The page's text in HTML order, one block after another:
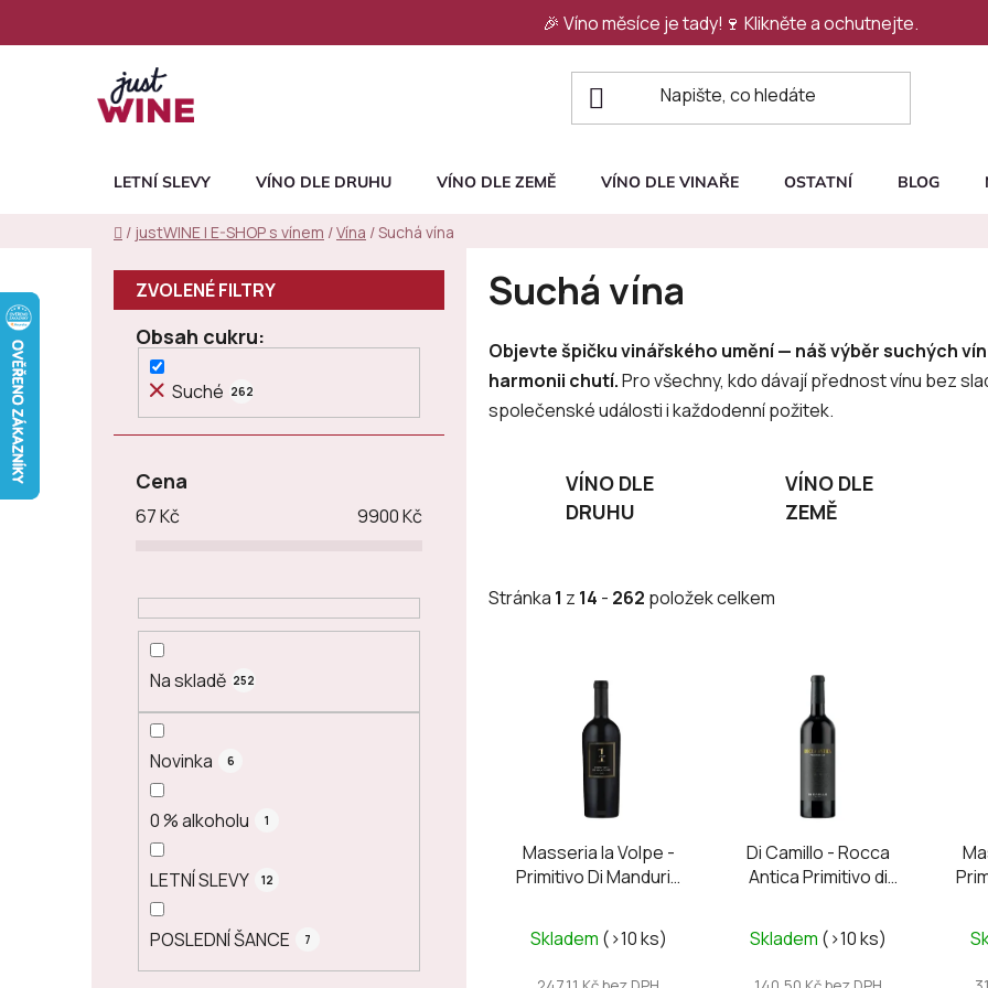
🎉 Víno měsíce je tady!🍷 Klikněte a ochutnejte.
LETNÍ SLEVY VÍNO DLE DRUHU VÍNO DLE ZEMĚ VÍNO DLE VINAŘE OSTATNÍ BLOG
Domů
/ justWINE | E-SHOP s vínem /Vína /Suchá vína
Obsah cukru
Suché 262
Cena
67Kč 9900Kč
Na skladě 252
Novinka 6
0 % alkoholu 1
LETNÍ SLEVY 12
POSLEDNÍ ŠANCE 7
Suchá vína
Objevte špičku vinářského umění — náš výběr suchých
harmonii chutí.Pro všechny, kdo dávají přednost vínu bez
společenské události i každodenní požitek.
VÍNO DLE
DRUHU
VÍNO DLE
ZEMĚ
Stránka 1 z 14 - 262 položek celkem
Masseria la Volpe -
Primitivo Di Manduria
hodnocení
produktu
Skladem (>10 ks)
Di Camillo - Rocca
Antica Primitivo di
hodnocení
produktu
Skladem (>10 ks)